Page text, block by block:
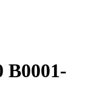
B0001-